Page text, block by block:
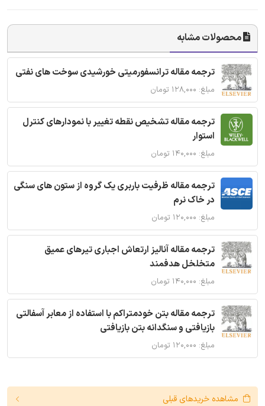
محصولات مشابه
ترجمه مقاله ترانسفورمیتی خورشیدی سوخت های نفتی
مبلغ: ۱۲۸,۰۰۰ تومان
ترجمه مقاله تشخیص نقطه تغییر با نمودارهای کنترل
استوار
مبلغ: ۱۴۰,۰۰۰ تومان
ترجمه مقاله ظرفیت باربری یک گروه از ستون های سنگی
در خاک نرم
مبلغ: ۱۲۰,۰۰۰ تومان
ترجمه مقاله آنالیز ارتعاش اجباری تیرهای عمیق
متخلخل هدفمند
مبلغ: ۱۴۰,۰۰۰ تومان
ترجمه مقاله بتن خودمتراکم با استفاده از معابر آسفالتی
بازیافتی و سنگدانه بتن بازیافتی
مبلغ: ۱۲۰,۰۰۰ تومان
مشاهده خریدهای قبلی